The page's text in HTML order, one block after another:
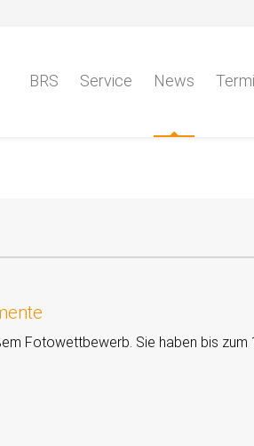
BRS Service News
Fotowettbewerb. Sie haben bis zum